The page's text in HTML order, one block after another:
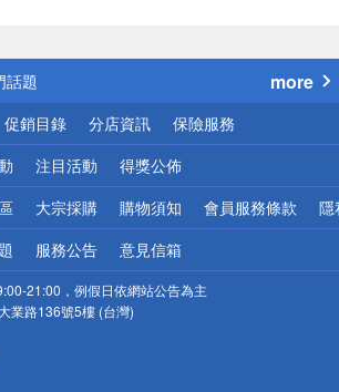
公告
話題
優惠
地區配送
網頁！請小心！
more
促銷目錄 分店資訊 保險服務
注目活動 得獎公佈
大宗採購 購物須知 會員服務條款 隱
服務公告 意見信箱
21:00，例假日依網站公告為主
業路136號5樓 (台灣)